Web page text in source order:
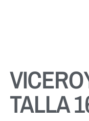
TALLA